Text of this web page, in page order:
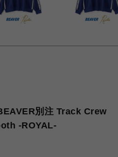
別注 Track Crew
-ROYAL-